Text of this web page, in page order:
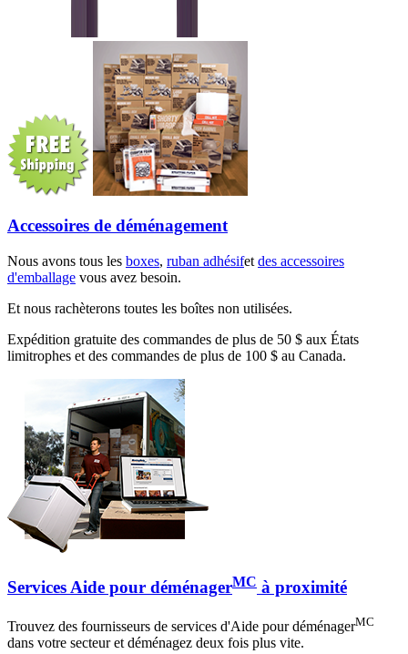
Accessoires de déménagement
Nous avons tous les boxes, ruban adhésifet des accessoires
d'emballage vous avez besoin.
Et nous rachèterons toutes les boîtes non utilisées.
Expédition gratuite des commandes de plus de 50 $ aux États
limitrophes et des commandes de plus de 100 $ au Canada.
Services Aide pour déménagerMC à proximité
Trouvez des fournisseurs de services d'Aide pour déménagerMC
dans votre secteur et déménagez deux fois plus vite.